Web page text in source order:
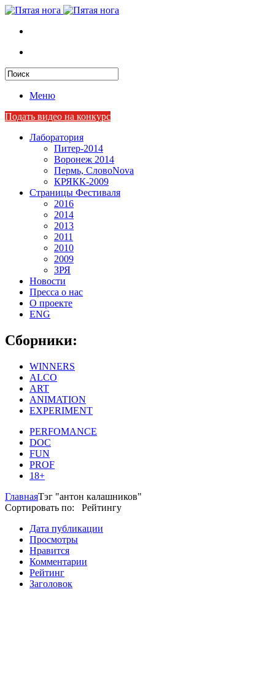
Меню
Подать видео на конкурс
Лаборатория
Питер-2014
Воронеж 2014
Пермь, СловоNova
КРЯКК-2009
Страницы Фестиваля
2016
2014
2013
2011
2010
2009
ЗРЯ
Новости
Пресса о нас
О проекте
ENG
Сборники:
WINNERS
ALCO
ART
ANIMATION
EXPERIMENT
PERFOMANCE
DOC
FUN
PROF
18+
ГлавнаяТэг "антон калашников"
Сортировать по: Рейтингу
Дата публикации
Просмотры
Нравится
Комментарии
Рейтинг
Заголовок